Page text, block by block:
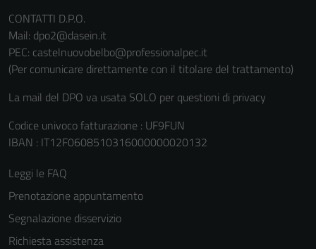
CONTATTI D.P.O.
Mail: dpo2@dasein.it
PEC: castelnuovobelbo@professionalpec.it
(Per comunicare direttamente con il titolare del trattamento)
La mail del DPO va usata SOLO per questioni di privacy
Codice univoco fatturazione : UF9FUN
IBAN : IT12F0608510316000000020132
Leggi le FAQ
Prenotazione appuntamento
Segnalazione disservizio
Richiesta assistenza